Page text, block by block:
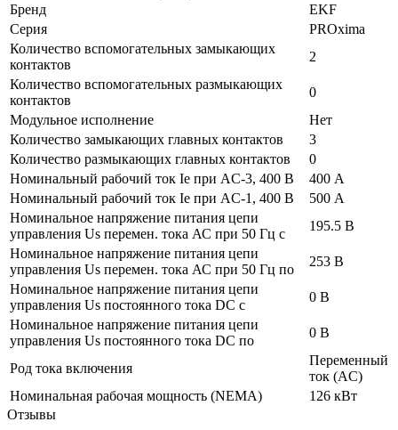
Бренд
EKF
Серия
PROxima
Количество вспомогательных замыкающих
контактов
2
Количество вспомогательных размыкающих
контактов
0
Модульное исполнение
Нет
Количество замыкающих главных контактов
3
Количество размыкающих главных контактов
0
Номинальный рабочий ток Ie при AC-3, 400 В
400 А
Номинальный рабочий ток Ie при AC-1, 400 В
500 А
Номинальное напряжение питания цепи
управления Us перемен. тока АС при 50 Гц с
195.5 В
Номинальное напряжение питания цепи
управления Us перемен. тока АС при 50 Гц по
253 В
Номинальное напряжение питания цепи
управления Us постоянного тока DC с
0 В
Номинальное напряжение питания цепи
управления Us постоянного тока DC по
0 В
Род тока включения
Переменный
ток (AC)
Номинальная рабочая мощность (NEMA)
126 кВт
Отзывы